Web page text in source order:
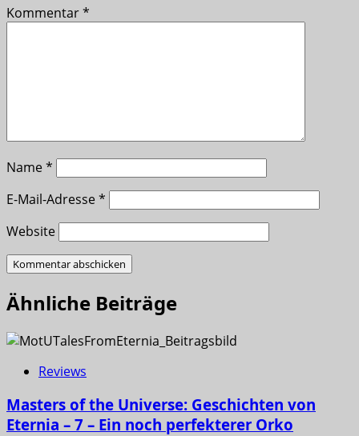
Kommentar*
Name*
E-Mail-Adresse*
Website
Ähnliche Beiträge
Reviews
Masters of the Universe: Geschichten von
Eternia – 7 – Ein noch perfekterer Orko